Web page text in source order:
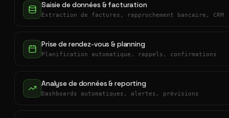
Saisie de données & facturation
Extraction de factures, rapprochement bancaire, CRM
Prise de rendez-vous & planning
Planification automatique, rappels, confirmations
Analyse de données & reporting
Dashboards automatiques, alertes, prévisions